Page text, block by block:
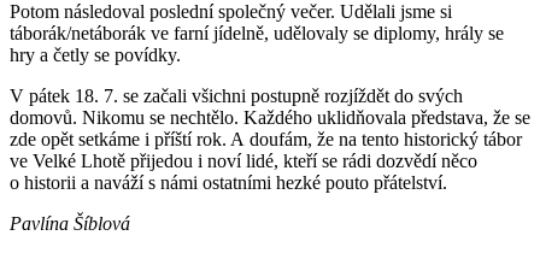
Potom následoval poslední společný večer. Udělali jsme si
táborák/netáborák ve farní jídelně, udělovaly se diplomy, hrály se
hry a četly se povídky.
V pátek 18. 7. se začali všichni postupně rozjíždět do svých
domovů. Nikomu se nechtělo. Každého uklidňovala představa, že se
zde opět setkáme i příští rok. A doufám, že na tento historický tábor
ve Velké Lhotě přijedou i noví lidé, kteří se rádi dozvědí něco
o historii a naváží s námi ostatními hezké pouto přátelství.
Pavlína Šíblová